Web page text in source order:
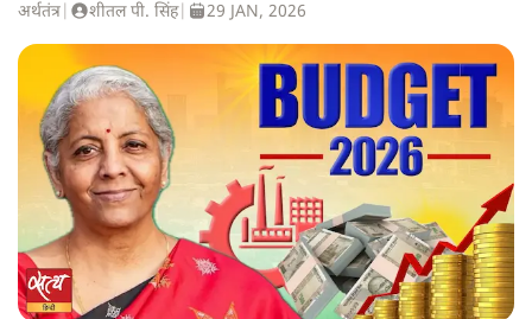
अर्थतंत्र शीतल पी. सिंह| 29 JAN, 2026